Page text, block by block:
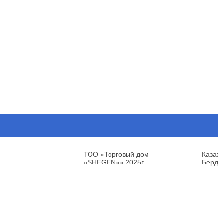
ТОО «Торговый дом
«SHEGEN»» 2025г.